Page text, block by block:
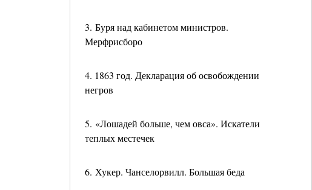
3. Буря над кабинетом министров.
Мерфрисборо
4. 1863 год. Декларация об освобождении
негров
5. «Лошадей больше, чем овса». Искатели
теплых местечек
6. Хукер. Чанселорвилл. Большая беда